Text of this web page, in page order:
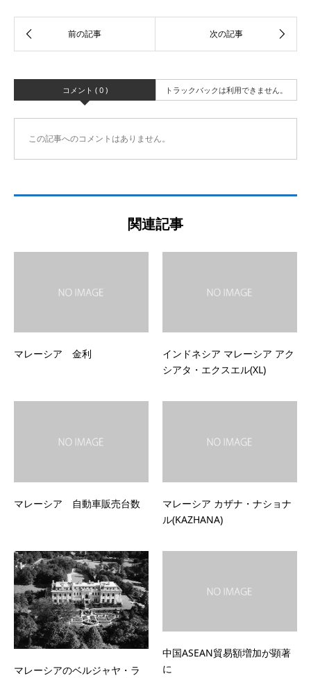
コメント ( 0 ) トラックバックは利用できません。
この記事へのコメントはありません。
関連記事
マレーシア 金利
インドネシア マレーシア アク
シアタ・エクスエル(XL)
マレーシア 自動車販売台数
マレーシア カザナ・ナショナ
ル(KAZHANA)
マレーシアのベルジャヤ・ラ
中国ASEAN貿易額増加が顕著
に